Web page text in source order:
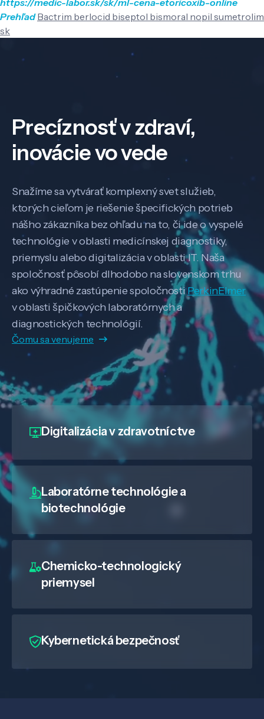
Prehľad Bactrim berlocid biseptol bismoral nopil sumetrolim
sk
Precíznosť v zdraví,
inovácie vo vede
Snažíme sa vytvárať komplexný svet služieb,
ktorých cieľom je riešenie špecifických potrieb
nášho zákazníka bez ohľadu na to, či ide o vyspelé
technológie v oblasti medicínskej diagnostiky,
priemyslu alebo digitalizácia v oblasti IT. Naša
spoločnosť pôsobí dlhodobo na slovenskom trhu
ako výhradné zastúpenie spoločnostiPerkinElmer
v oblasti špičkových laboratórnych a
diagnostických technológií.
Čomu sa venujeme
Digitalizáciav zdravotníctve
Laboratórne technológie a
biotechnológie
Chemicko-technologický
priemysel
Kybernetická bezpečnosť